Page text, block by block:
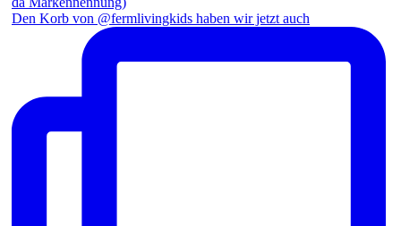
Den Korb von @fermlivingkids haben wir jetzt auch